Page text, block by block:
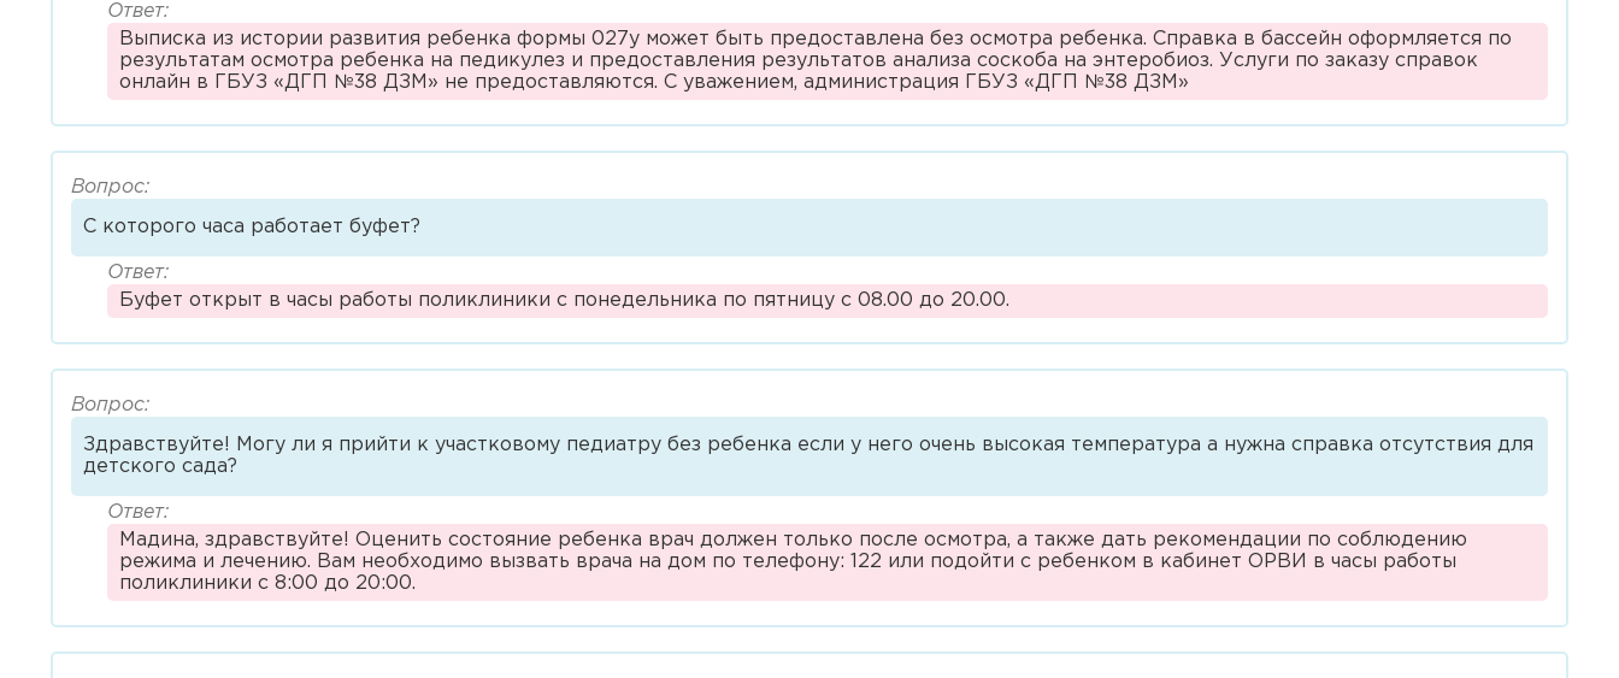
Ответ:
Выписка из истории развития ребенка формы 027у может быть предоставлена без осмотра ребенка. Справка в бассейн оформляется по
результатам осмотра ребенка на педикулез и предоставления результатов анализа соскоба на энтеробиоз. Услуги по заказу справок
онлайн в ГБУЗ «ДГП №38 ДЗМ» не предоставляются. С уважением, администрация ГБУЗ «ДГП №38 ДЗМ»
Вопрос:
С которого часа работает буфет?
Ответ:
Буфет открыт в часы работы поликлиники с понедельника по пятницу с 08.00 до 20.00.
Вопрос:
Здравствуйте! Могу ли я прийти к участковому педиатру без ребенка если у него очень высокая температура а нужна справка отсутствия для
детского сада?
Ответ:
Мадина, здравствуйте! Оценить состояние ребенка врач должен только после осмотра, а также дать рекомендации по соблюдению
режима и лечению. Вам необходимо вызвать врача на дом по телефону: 122 или подойти с ребенком в кабинет ОРВИ в часы работы
поликлиники с 8:00 до 20:00.
Андреева Юлия Константиновна
Арутюнян Аннман Сергеевна
Архипова Альбина Ринатовна
Балехова Наталья Евгеньевна
Башева Анастасия
Станиславовна
Врач-аллерголог-иммунолог
Врач-оториноларинголог
Врач-офтальмолог
Врач-ревматолог
Врач-физиотерапевт